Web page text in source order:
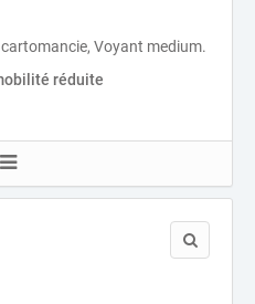
Voyant medium.
réduite